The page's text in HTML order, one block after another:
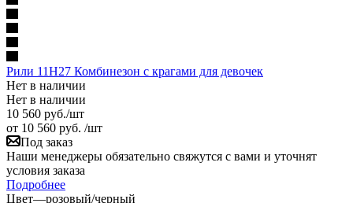
Рили 11Н27 Комбинезон с крагами для девочек
Нет в наличии
Нет в наличии
10 560 руб./шт
от 10 560 руб. /шт
Под заказ
Наши менеджеры обязательно свяжутся с вами и уточнят
условия заказа
Подробнее
Цвет—розовый/черный